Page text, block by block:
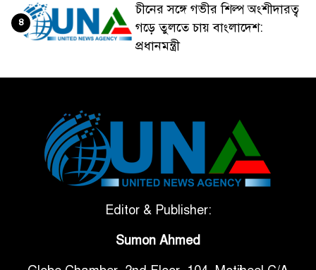
চীনের সঙ্গে গভীর শিল্প অংশীদারত্ব
গড়ে তুলতে চায় বাংলাদেশ:
প্রধানমন্ত্রী
৪
টানা ৩ ম্যাচে গোল ভিনির, ইতিহাস
বলছে বিশ্বকাপ জিতবে ব্রাজিল
সরকারি ৩শ কেজি বই বিক্রির
Editor & Publisher:
Sumon Ahmed